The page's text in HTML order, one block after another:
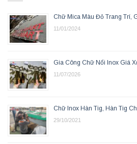
Chữ Mica Màu Đỏ Trang Trí,
11/01/2024
Gia Công Chữ Nổi Inox Giá
11/07/2026
Chữ Inox Hàn Tig, Hàn Tig
29/10/2021